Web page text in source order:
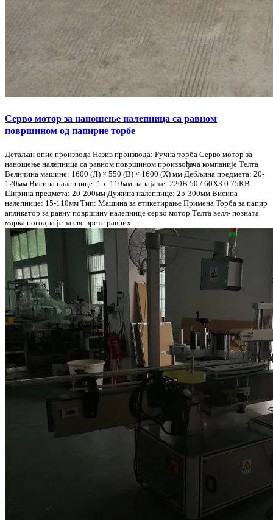
Серво мотор за наношење налепница са равном
површином од папирне торбе
Детаљан опис производа Назив производа: Ручна торба Серво мотор за
наношење налепница са равном површином произвођача компаније Телта
Величина машине: 1600 (Л) × 550 (В) × 1600 (Х) мм Дебљина предмета: 20-
120мм Висина налепнице: 15 -110мм напајање: 220В 50 / 60ХЗ 0.75КВ
Ширина предмета: 20-200мм Дужина налепнице: 25-300мм Висина
налепнице: 15-110мм Тип: Машина за етикетирање Примена Торба за папир
апликатор за равну површину налепнице серво мотор Телта велл- позната
марка погодна је за све врсте равних ...